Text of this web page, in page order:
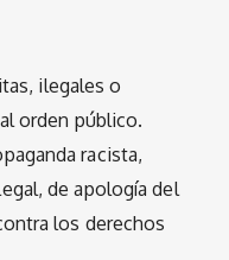
ilegales o
orden público.
racista,
de apología del
los derechos